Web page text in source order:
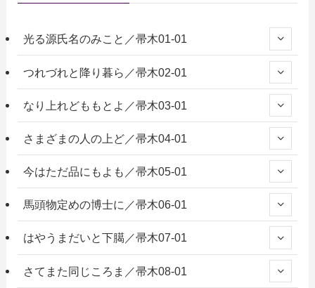
光る源氏名のみこと／帚木01-01
つれづれと降り暮ら／帚木02-01
なり上れどももとよ／帚木03-01
さまざまの人の上ど／帚木04-01
今はただ品にもよも／帚木05-01
馬頭物定めの博士に／帚木06-01
はやうまだいと下臈／帚木07-01
さてまた同じころま／帚木08-01